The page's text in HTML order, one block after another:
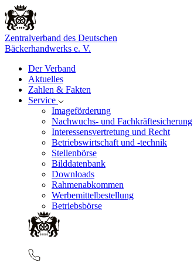
Zentralverband des Deutschen
Bäckerhandwerks e. V.
Der Verband
Aktuelles
Zahlen & Fakten
Service
Imageförderung
Nachwuchs- und Fachkräftesicherung
Interessensvertretung und Recht
Betriebswirtschaft und -technik
Stellenbörse
Bilddatenbank
Downloads
Rahmenabkommen
Werbemittelbestellung
Betriebsbörse